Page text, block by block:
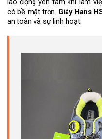
lao động yên tâm khi làm
có bề mặt trơn. Giày Hans
an toàn và sự linh hoạt.